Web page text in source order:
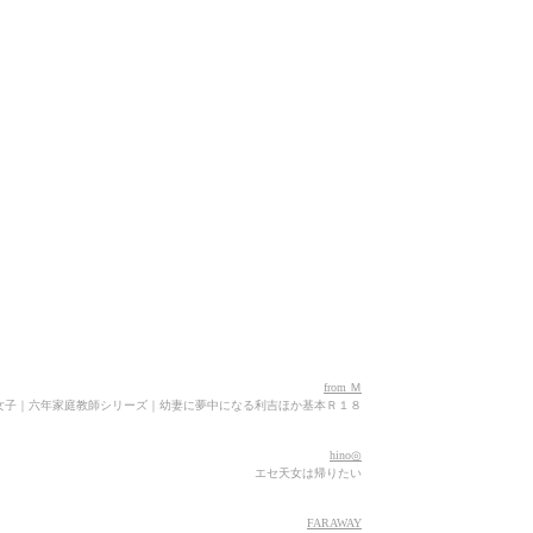
from Ｍ
｜六年家庭教師シリーズ｜幼妻に夢中になる利吉ほか基本Ｒ１８
hino◎
エセ天女は帰りたい
FARAWAY